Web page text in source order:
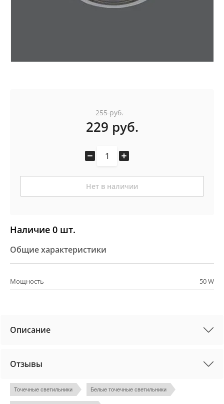
255руб.
229 руб.
Нет в наличии
Наличие 0 шт.
Общие характеристики
Мощность 50 W
Описание
Отзывы
Точечные светильники Белые точечные светильники